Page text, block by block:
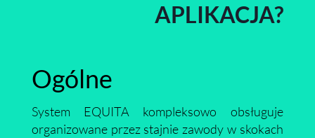
APLIKACJA?
Ogólne
System EQUITA kompleksowo obsługuje
organizowane przez stajnie zawody w skokach